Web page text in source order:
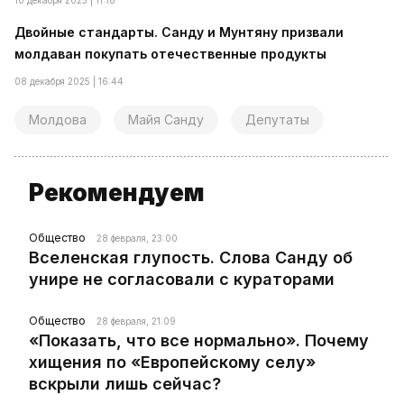
Двойные стандарты. Санду и Мунтяну призвали
молдаван покупать отечественные продукты
08 декабря 2025 | 16:44
Молдова Майя Санду Депутаты
Рекомендуем
Общество 28 февраля, 23:00
Вселенская глупость. Слова Санду об
унире не согласовали с кураторами
Общество 28 февраля, 21:09
«Показать, что все нормально». Почему
хищения по «Европейскому селу»
вскрыли лишь сейчас?